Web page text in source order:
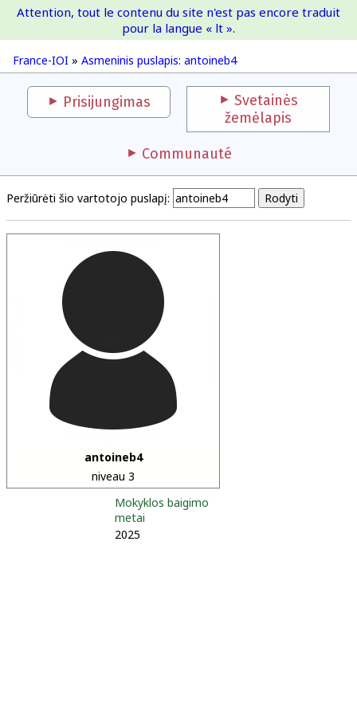
France-IOI
France-IOI » Asmeninis puslapis: antoineb4
Attention, tout le contenu du site n'est pas encore traduit
pour la langue « lt ».
Prisijungimas
Svetainės
žemėlapis
Communauté
Peržiūrėti šio vartotojo puslapį:
antoineb4
niveau 3
Mokyklos baigimo
metai
2025